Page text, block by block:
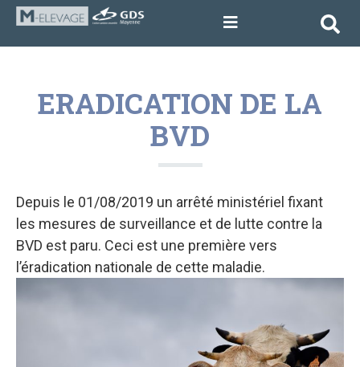
ERADICATION DE LA
BVD
Depuis le 01/08/2019 un arrêté ministériel fixant
les mesures de surveillance et de lutte contre la
BVD est paru. Ceci est une première vers
l’éradication nationale de cette maladie.